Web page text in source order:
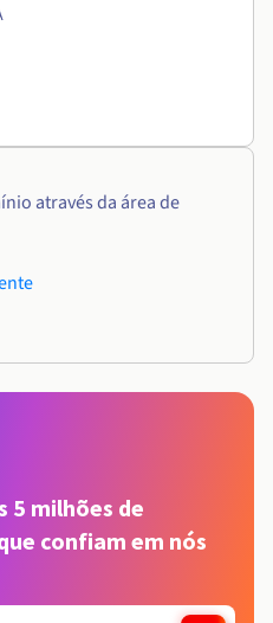
através da área de
5 milhões de
confiam em nós